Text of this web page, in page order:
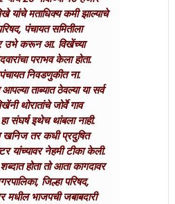
यांचे मताधिक्य कमी झाल्याचे
पंचायत समितीला
उभे करून आ. विखेंच्या
पराभव केला होता.
निवडणुकीत ना.
ताब्यात ठेवल्या या सर्व
थोरातांचे जोर्वे गाव
संघर्ष इथेच थांबला नाही.
तर कधी प्रदुषित
यांच्यावर नेहमी टीका केली.
होता तो आता कागदावर
जिल्हा परिषद,
मधील भाजपची जबाबदारी